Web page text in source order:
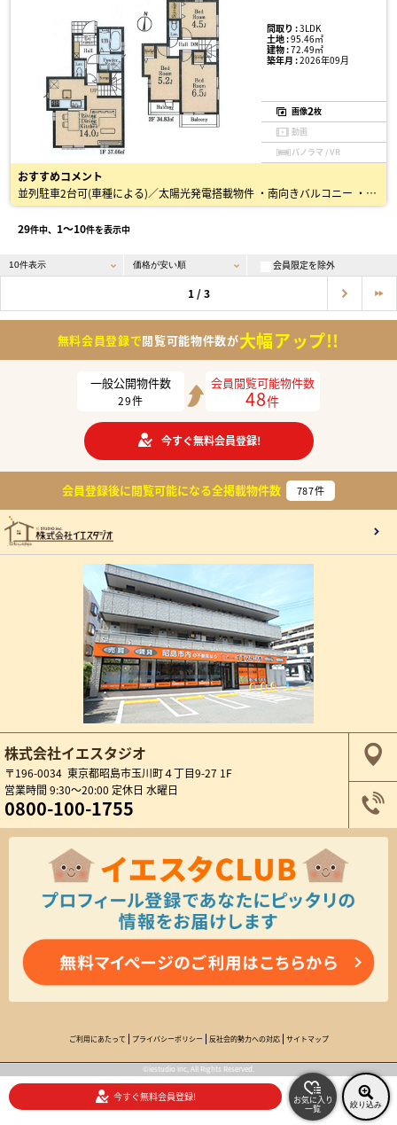
間取り :3LDK
土地 :95.46㎡
建物 :72.49㎡
築年月 :2026年09月
画像2枚
動画
パノラマ / VR
おすすめコメント
並列駐車2台可(車種による)／太陽光発電搭載物件 ・南向きバルコニー ・リビングイン階段は家族の対話が増えそうです ・人気の対面キッチン ・玄関ホール収納 ・住宅性能表示制度W取得物件…
29件中、 1〜10件を表示中
会員限定を除外
1 / 3
無料会員登録で閲覧可能物件数が大幅アップ!!
一般公開物件数
29件
会員閲覧可能物件数
48件
今すぐ無料会員登録!
会員登録後に閲覧可能になる全掲載物件数 787件
株式会社イエスタジオ
〒196-0034 東京都昭島市玉川町４丁目9-27 1F
営業時間 9:30～20:00 定休日 水曜日
0800-100-1755
ご利用にあたって プライバシーポリシー 反社会的勢力への対応 サイトマップ
©iestudio inc, All Rights Reserved.
今すぐ無料会員登録! お気に入り
一覧 絞り込み